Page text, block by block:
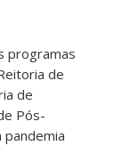
programas
de
de
Pós-
pandemia